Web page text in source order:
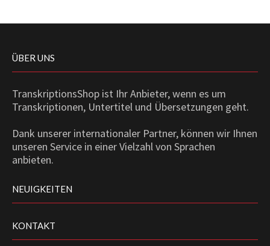
ÜBER UNS
TranskriptionsShop ist Ihr Anbieter, wenn es um
Transkriptionen, Untertitel und Übersetzungen geht.
Dank unserer internationaler Partner, können wir Ihnen
unseren Service in einer Vielzahl von Sprachen
anbieten.
NEUIGKEITEN
KONTAKT